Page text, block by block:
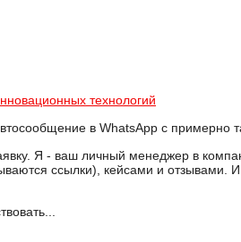
технологий
в WhatsApp с примерно
Я - ваш личный менеджер в
ссылки), кейсами и отзывами.